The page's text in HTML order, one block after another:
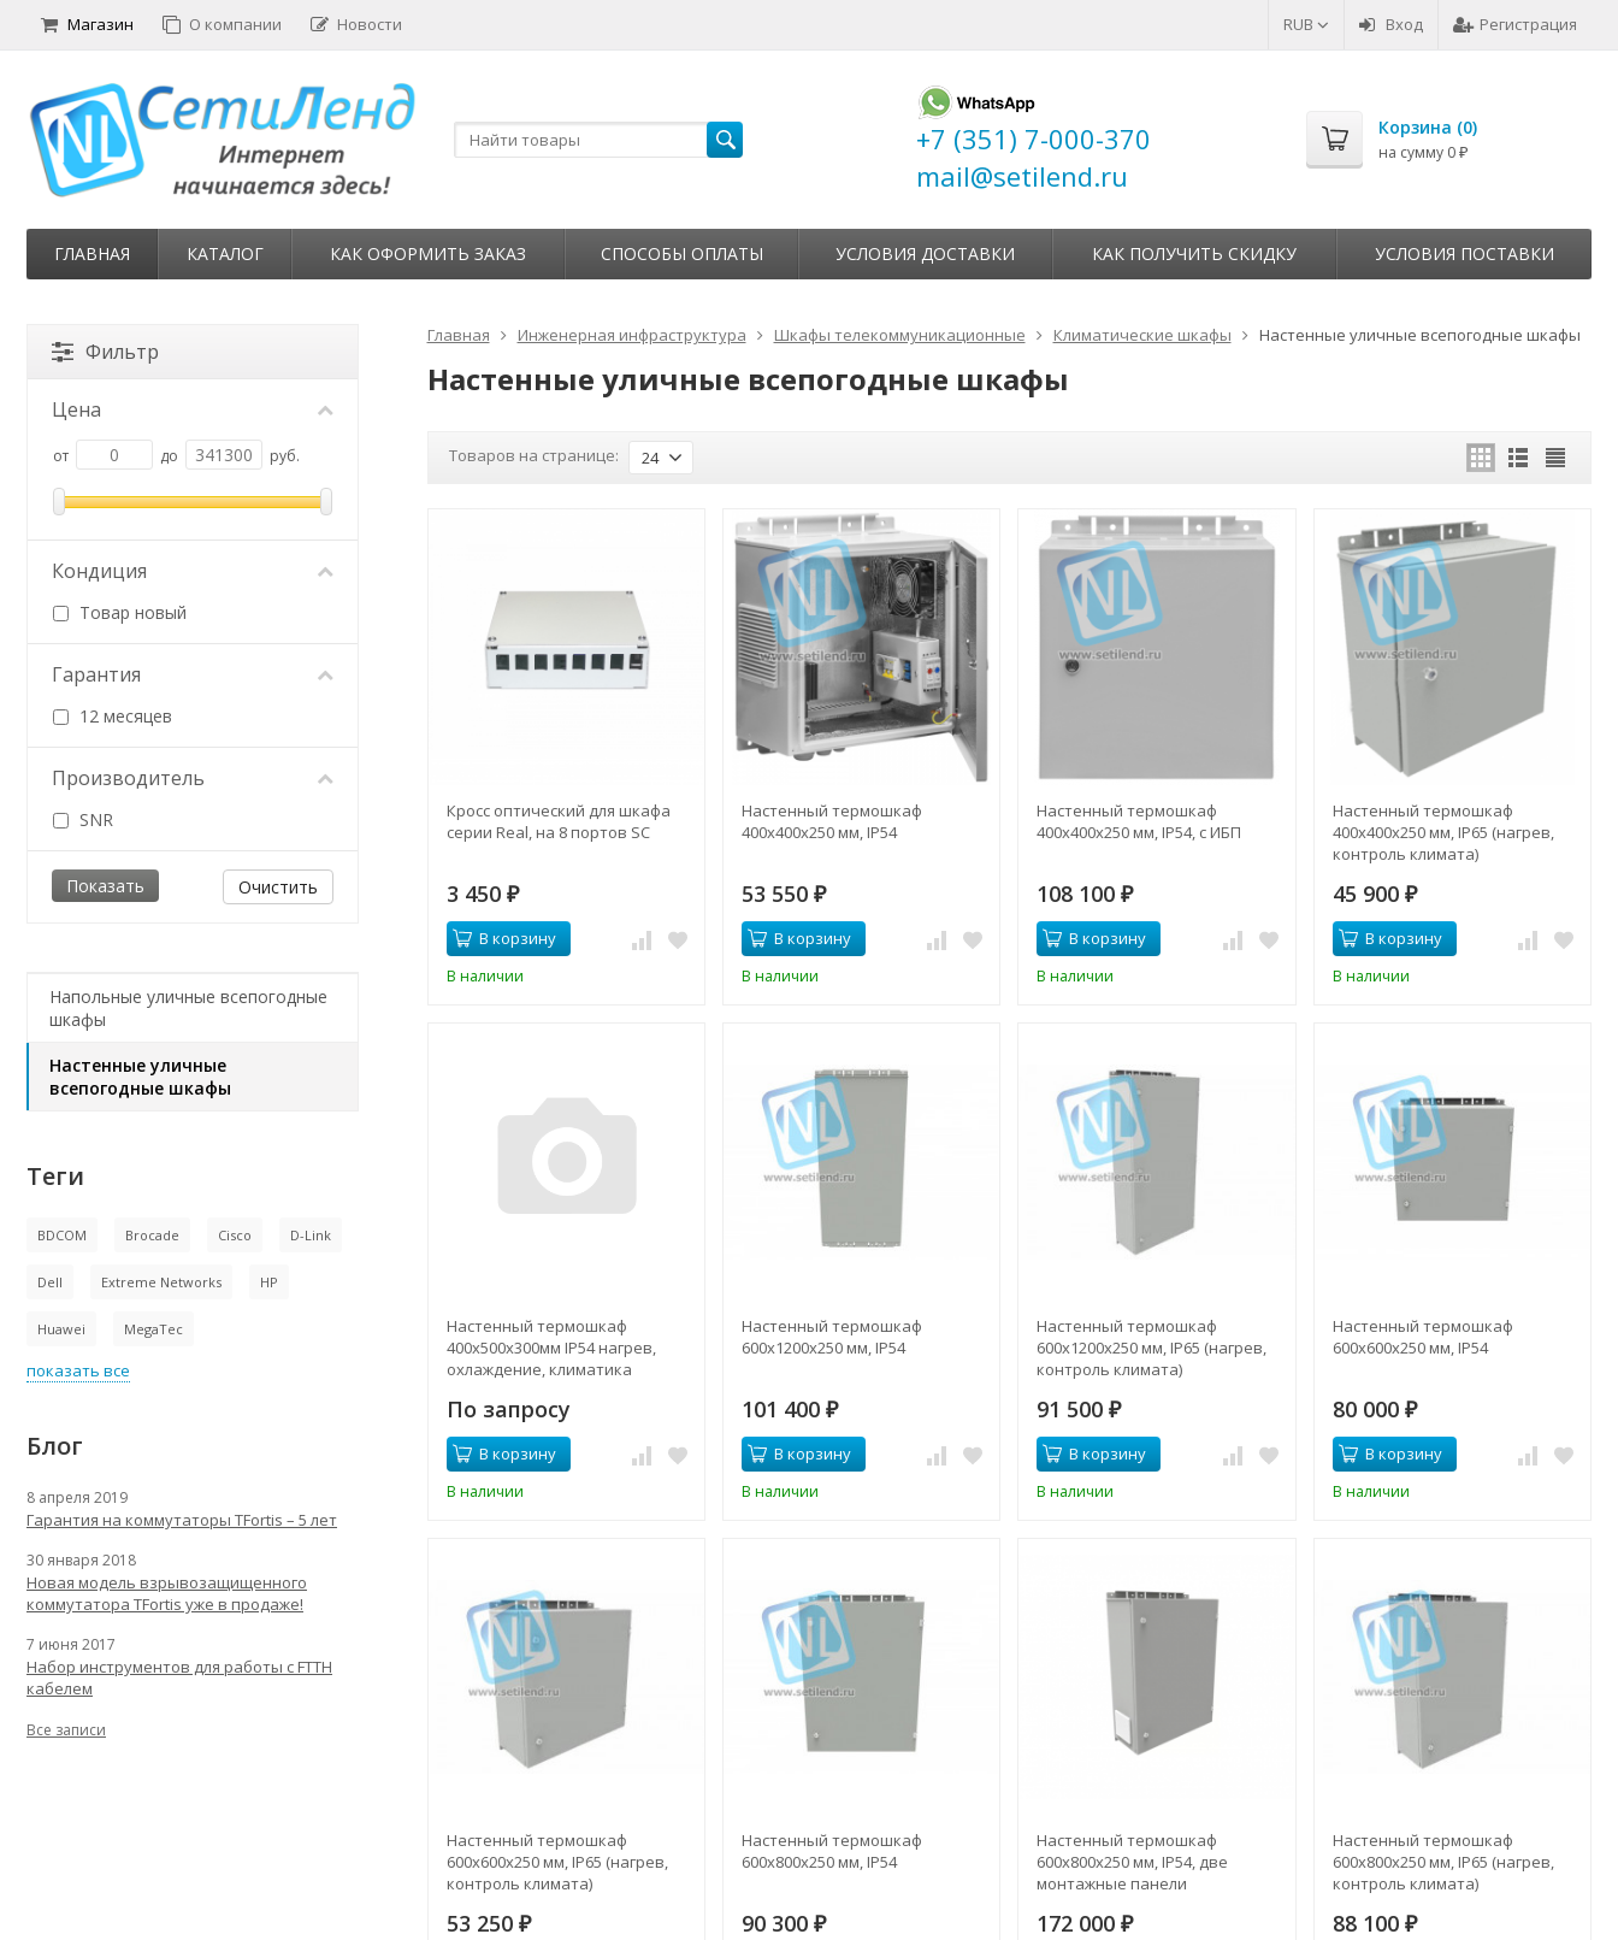
RUB Вход Регистрация
Магазин О компании Новости
+7 (351) 7-000-370
mail@setilend.ru
Корзина (0)
на сумму 0 ₽
ГЛАВНАЯ КАТАЛОГ КАК ОФОРМИТЬ ЗАКАЗ СПОСОБЫ ОПЛАТЫ УСЛОВИЯ ДОСТАВКИ КАК ПОЛУЧИТЬ СКИДКУ УСЛОВИЯ ПОСТАВКИ
Главная Инженерная инфраструктура Шкафы телекоммуникационные Климатические шкафы Настенные уличные всепогодные шкафы
Настенные уличные всепогодные шкафы
Товаров на странице: 24
Кросс оптический для шкафа
серии Real, на 8 портов SC
3 450 ₽
В корзину
В наличии
Настенный термошкаф
400x400x250 мм, IP54
53 550 ₽
В корзину
В наличии
Настенный термошкаф
400x400x250 мм, IP54, с ИБП
108 100₽
В корзину
В наличии
Настенный термошкаф
400x400x250 мм, IP65 (нагрев,
контроль климата)
45 900 ₽
В корзину
В наличии
Настенный термошкаф
400х500х300мм IP54 нагрев,
охлаждение, климатика
желтый
По запросу
В корзину
В наличии
Настенный термошкаф
600x1200x250 мм, IP54
101 400 ₽
В корзину
В наличии
Настенный термошкаф
600x1200x250 мм, IP65 (нагрев,
контроль климата)
91 500₽
В корзину
В наличии
Настенный термошкаф
600x600x250 мм, IP54
80 000 ₽
В корзину
В наличии
Настенный термошкаф
600x600x250 мм, IP65 (нагрев,
контроль климата)
53 250 ₽
Настенный термошкаф
600x800x250 мм, IP54
90 300 ₽
Настенный термошкаф
600x800x250 мм, IP54, две
монтажные панели
172 000₽
Настенный термошкаф
600x800x250 мм, IP65 (нагрев,
контроль климата)
88 100 ₽
Фильтр
Цена
от до руб.
Кондиция
Товар новый
Гарантия
12 месяцев
Производитель
SNR
Очистить
Напольные уличные всепогодные
шкафы
Настенные уличные
всепогодные шкафы
Теги
BDCOM Brocade Cisco D-Link
Dell Extreme Networks HP
Huawei MegaTec
показать все
Блог
8 апреля 2019
Гарантия на коммутаторы TFortis – 5 лет
30 января 2018
Новая модель взрывозащищенного
коммутатора TFortis уже в продаже!
7 июня 2017
Набор инструментов для работы с FTTH
кабелем
Все записи